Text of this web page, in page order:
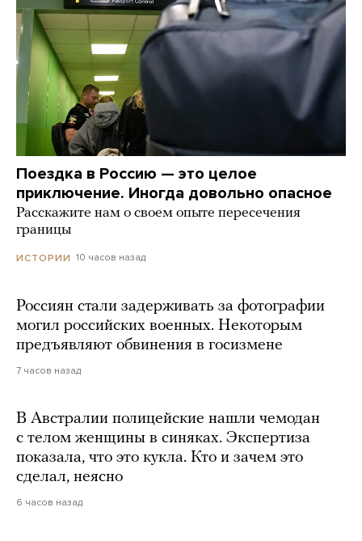
Поездка в Россию — это целое
приключение. Иногда довольно опасное
Расскажите нам о своем опыте пересечения
границы
ИСТОРИИ 10 часов назад
Россиян стали задерживать за фотографии
могил российских военных. Некоторым
предъявляют обвинения в госизмене
7 часов назад
В Австралии полицейские нашли чемодан
с телом женщины в синяках. Экспертиза
показала, что это кукла. Кто и зачем это
сделал, неясно
6 часов назад